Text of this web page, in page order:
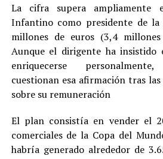
La cifra supera ampliamente
Infantino como presidente de la
millones de euros (3,4
Aunque el dirigente ha
enriquecerse
cuestionan esa afirmación tras
sobre su remuneración
El plan consistía en vender el
comerciales de la Copa del
habría generado alrededor de